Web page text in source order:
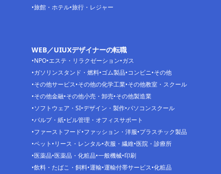
旅館・ホテル 旅行・レジャー
WEB／UIUXデザイナーの転職
NPO エステ・リラクゼーション ガス
ガソリンスタンド・燃料 ゴム製品 コンビニ その他
その他サービス その他の化学工業 その他教室・スクール
その他金融 その他小売・卸売 その他製造業
ソフトウェア・SI デザイン・製作 パソコンスクール
パルプ・紙 ビル管理・オフィスサポート
ファーストフード ファッション・洋服 プラスチック製品
ペット リース・レンタル 衣服・繊維 医院・診療所
医薬品 医薬品・化粧品 一般機械 印刷
飲料・たばこ・飼料 運輸 運輸付帯サービス 化粧品